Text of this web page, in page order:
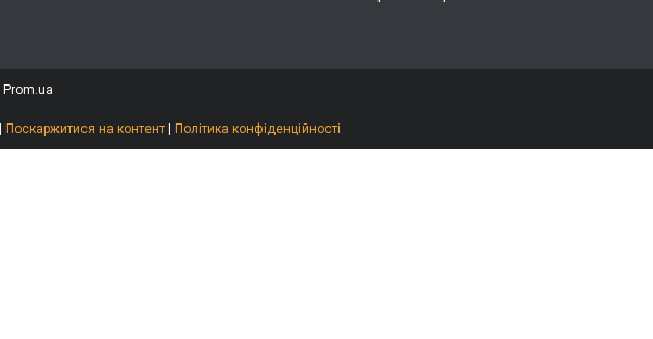
Prom.ua
Поскаржитися на контент Політика конфіденційності